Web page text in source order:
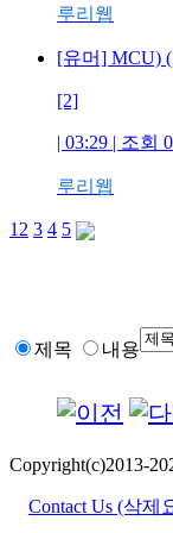
루리웹
[유머] MCU)
[2]
| 03:29 | 조회
루리웹
1 2 3 4 5
제목 내용
Copyright(c)2013-
Contact Us (삭제